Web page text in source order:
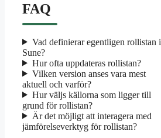
FAQ
Vad definierar egentligen rollistan i
Sune?
Hur ofta uppdateras rollistan?
Vilken version anses vara mest
aktuell och varför?
Hur väljs källorna som ligger till
grund för rollistan?
Är det möjligt att interagera med
jämförelseverktyg för rollistan?